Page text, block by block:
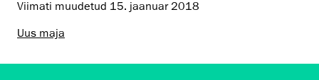
Viimati muudetud 15. jaanuar 2018
Uus maja